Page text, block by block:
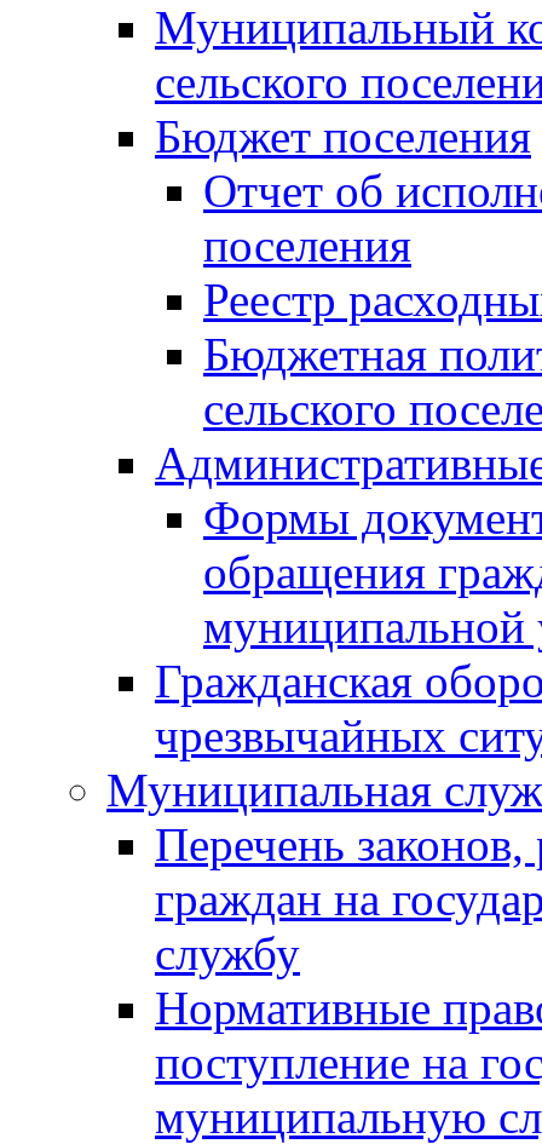
Муниципальный
сельского
Бюджет поселения
Отчет об
поселения
Реестр
Бюджетная
сельского
Формы
обращения
муниципальной
Гражданская
чрезвычайных
Муниципальная
Перечень
граждан на
службу
Нормативные
поступление на
муниципальную